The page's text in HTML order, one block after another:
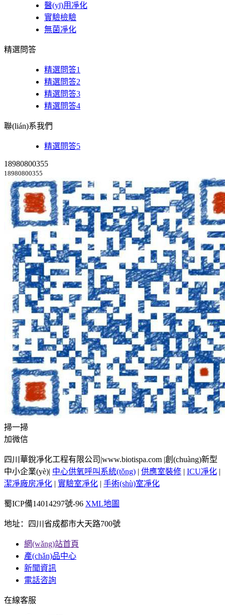
醫(yī)用凈化
實驗檢驗
無菌凈化
精選問答
精選問答1
精選問答2
精選問答3
精選問答4
聯(lián)系我們
精選問答5
18980800355
18980800355
掃一掃
加微信
四川華銳凈化工程有限公司|www.biotispa.com |創(chuàng)新型
中小企業(yè)| 中心供氧呼叫系統(tǒng) | 供應室裝修 | ICU凈化 |
潔凈廠房凈化 | 實驗室凈化 | 手術(shù)室凈化
蜀ICP備14014297號-96 XML地圖
地址：四川省成都市大天路700號
網(wǎng)站首頁
產(chǎn)品中心
新聞資訊
電話咨詢
在線客服